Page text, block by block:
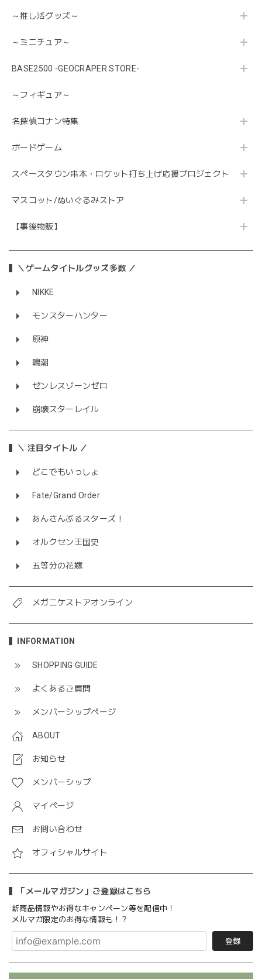
～推し活グッズ～
～ミニチュア～
BASE2500 -GEOCRAPER STORE-
～フィギュア～
名探偵コナン特集
ボードゲーム
スペースタウン串本・ロケット打ち上げ応援プロジェクト
マスコット/ぬいぐるみストア
【事後物販】
＼ゲームタイトルグッズ多数 ／
NIKKE
モンスターハンター
原神
鳴潮
ゼンレスゾーンゼロ
崩壊スターレイル
＼ 注目タイトル ／
どこでもいっしょ
Fate/Grand Order
あんさんぶるスターズ！
オルクセン王国史
五等分の花嫁
メガニケストアオンライン
INFORMATION
SHOPPING GUIDE
よくあるご質問
メンバーシップページ
ABOUT
お知らせ
メンバーシップ
マイページ
お問い合わせ
オフィシャルサイト
「メールマガジン」ご登録はこちら
新商品情報やお得なキャンペーン等を配信中！
メルマガ限定のお得な情報も！？
登録